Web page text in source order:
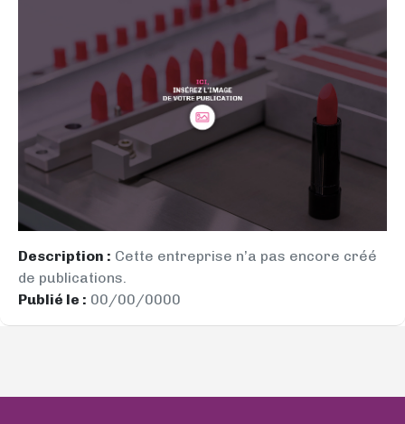
Description : Cette entreprise n’a pas encore créé
de publications.
Publié le : 00/00/0000